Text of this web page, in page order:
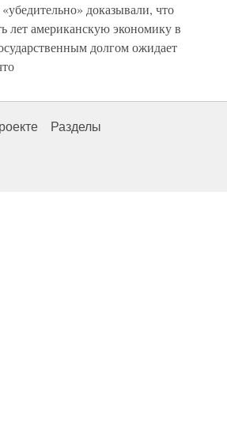
доказывали, что
лет американскую экономику в
долгом ожидает
Разделы